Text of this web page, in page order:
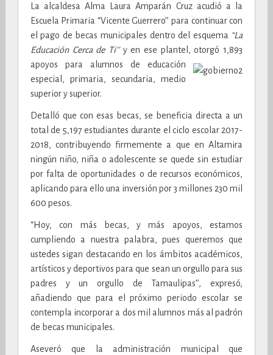
La alcaldesa Alma Laura Amparán Cruz acudió a la
Escuela Primaria “Vicente Guerrero’’ para continuar con
el pago de becas municipales dentro del esquema “La
Educación Cerca de Ti’’y en ese plantel, otorgó 1,893
apoyos para alumnos de educación
especial, primaria, secundaria, medio
superior y superior.
Detalló que con esas becas, se beneficia directa a un
total de 5,197 estudiantes durante el ciclo escolar 2017-
2018, contribuyendo firmemente a que en Altamira
ningún niño, niña o adolescente se quede sin estudiar
por falta de oportunidades o de recursos económicos,
aplicando para ello una inversión por 3 millones 230 mil
600 pesos.
“Hoy, con más becas, y más apoyos, estamos
cumpliendo a nuestra palabra, pues queremos que
ustedes sigan destacando en los ámbitos académicos,
artísticos y deportivos para que sean un orgullo para sus
padres y un orgullo de Tamaulipas’’, expresó,
añadiendo que para el próximo periodo escolar se
contempla incorporar a dos mil alumnos más al padrón
de becas municipales.
Aseveró que la administración municipal que